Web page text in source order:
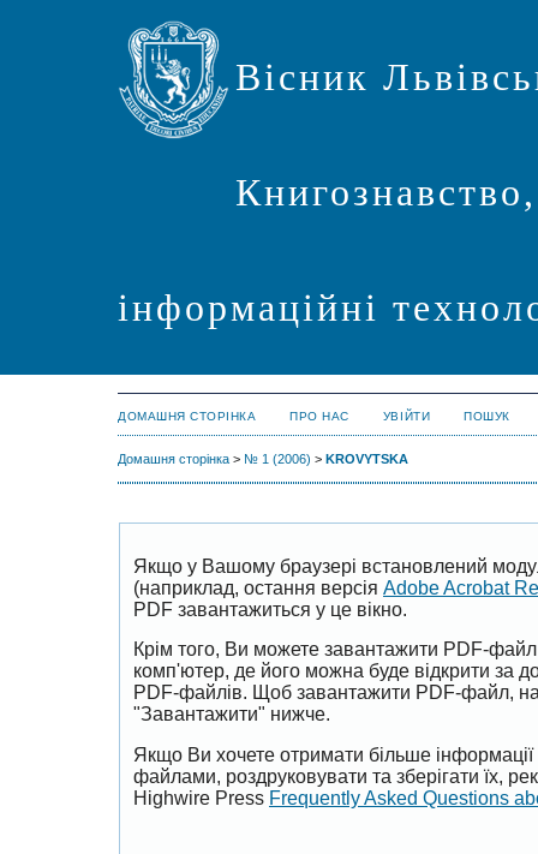
Вісник
інформаційні
ДОМАШНЯ СТОРІНКА ПРО НАС УВІЙТИ ПОШУК
Домашня сторінка > № 1 (2006) > KROVYTSKA
Якщо у Вашому браузері встановлений
(наприклад, остання версія Adobe Acrobat
PDF завантажиться у це вікно.
Крім того, Ви можете завантажити PDF-
комп'ютер, де його можна буде відкрити за
PDF-файлів. Щоб завантажити PDF-файл,
"Завантажити" нижче.
Якщо Ви хочете отримати більше
файлами, роздруковувати та зберігати їх,
Highwire Press Frequently Asked Questions